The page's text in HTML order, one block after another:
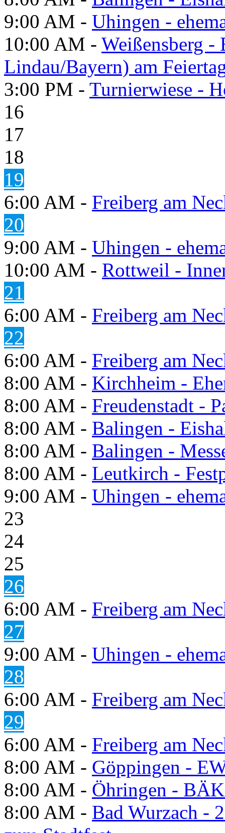
9:00 AM - Uhingen -
10:00 AM - Weißensberg
Lindau/Bayern) am
3:00 PM - Turnierwiese -
16
17
18
19
6:00 AM - Freiberg am
20
9:00 AM - Uhingen -
10:00 AM - Rottweil -
21
6:00 AM - Freiberg am
22
6:00 AM - Freiberg am
8:00 AM - Kirchheim -
8:00 AM - Freudenstadt -
8:00 AM - Balingen -
8:00 AM - Balingen -
8:00 AM - Leutkirch -
9:00 AM - Uhingen -
23
24
25
26
6:00 AM - Freiberg am
27
9:00 AM - Uhingen -
28
6:00 AM - Freiberg am
29
6:00 AM - Freiberg am
8:00 AM - Göppingen -
8:00 AM - Öhringen -
8:00 AM - Bad Wurzach -